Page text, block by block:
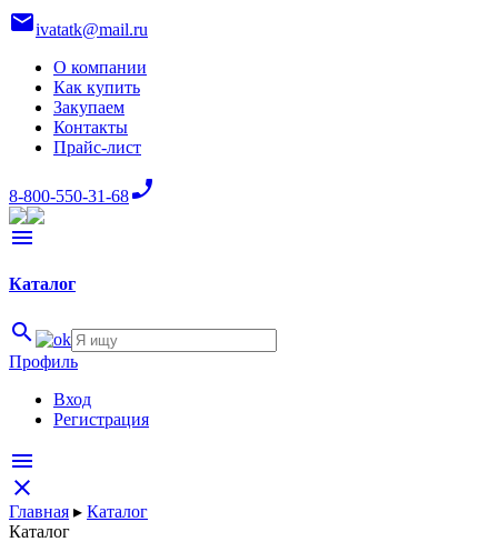
mailivatatk@mail.ru
О компании
Как купить
Закупаем
Контакты
Прайс-лист
8-800-550-31-68phone_enabled
menu
Каталог
search
Профиль
Вход
Регистрация
menu
close
Главная ▸ Каталог
Каталог